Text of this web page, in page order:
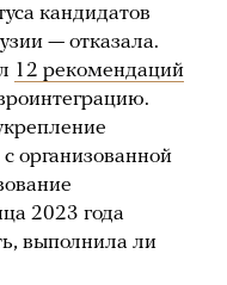
кандидатов
— отказала.
12 рекомендаций
организованной
2023 года
выполнила ли